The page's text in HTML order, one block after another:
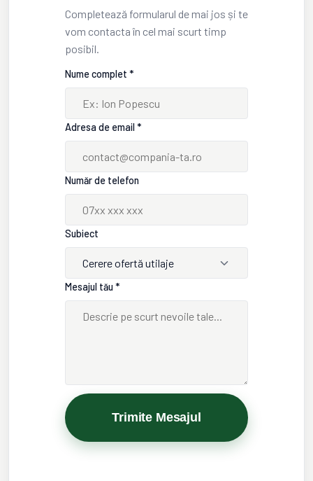
Completează formularul de mai jos și te
vom contacta în cel mai scurt timp
posibil.
Nume complet *
Adresa de email *
Număr de telefon
Subiect
Cerere ofertă utilaje
Mesajul tău *
Trimite Mesajul